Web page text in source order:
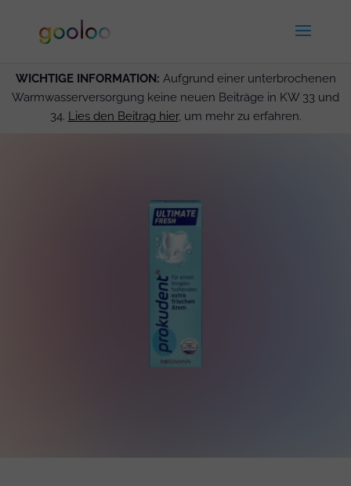
WICHTIGE INFORMATION: Aufgrund einer unterbrochenen
Warmwasserversorgung keine neuen Beiträge in KW 33 und
34. Lies den Beitrag hier, um mehr zu erfahren.